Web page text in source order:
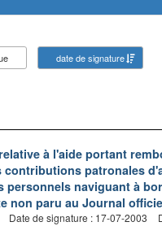
date de signature
à l'aide portant
patronales
naviguant à
non paru au Journal
Date de signature : 17-07-2003